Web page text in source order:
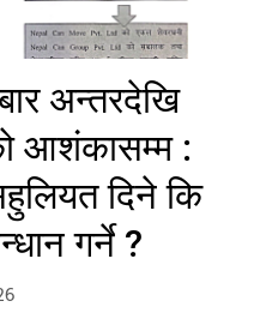
अन्तरदेखि
आशंकासम्म :
दिने कि
गर्ने ?